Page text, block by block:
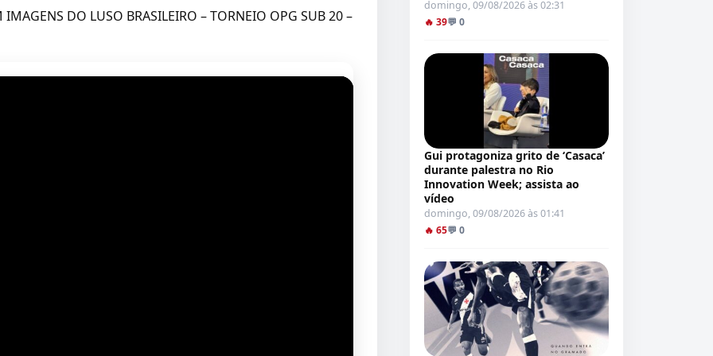
DO LUSO BRASILEIRO – TORNEIO OPG SUB 20 –
domingo, 09/08/2026 às 02:31
🔥 39💬 0
Gui protagoniza grito de ‘Casaca’
durante palestra no Rio
Innovation Week; assista ao
vídeo
domingo, 09/08/2026 às 01:41
🔥 65💬 0